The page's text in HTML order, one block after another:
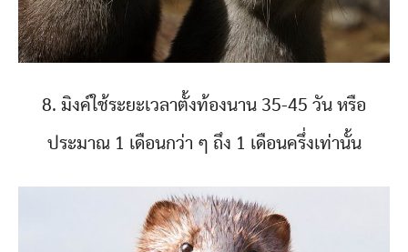
8. มิงค์ใช้ระยะเวลาตั้งท้องนาน 35-45 วัน หรือ
ประมาณ 1 เดือนกว่า ๆ ถึง 1 เดือนครึ่งเท่านั้น